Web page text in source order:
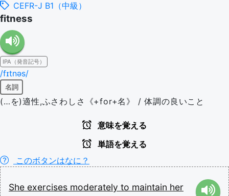
CEFR-J B1（中級）
fitness
IPA（発音記号）
/fɪtnəs/
名詞
(…を)適性,ふさわしさ《+for+名》 / 体調の良いこと
意味を覚える
単語を覚える
このボタンはなに？
She exercises moderately to maintain her